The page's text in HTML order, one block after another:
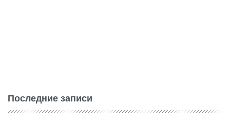
Последние записи